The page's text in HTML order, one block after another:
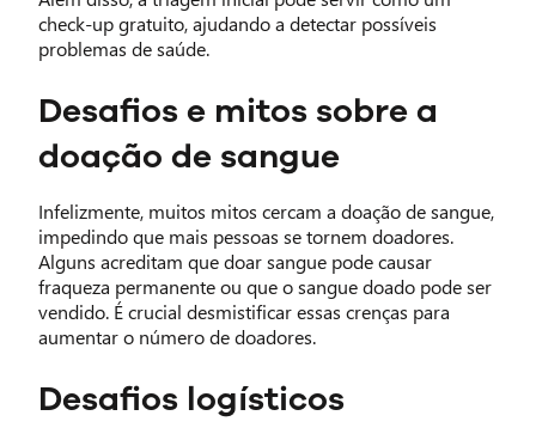
check-up gratuito, ajudando a detectar possíveis
problemas de saúde.
Desafios e mitos sobre a
doação de sangue
Infelizmente, muitos mitos cercam a doação de sangue,
impedindo que mais pessoas se tornem doadores.
Alguns acreditam que doar sangue pode causar
fraqueza permanente ou que o sangue doado pode ser
vendido. É crucial desmistificar essas crenças para
aumentar o número de doadores.
Desafios logísticos